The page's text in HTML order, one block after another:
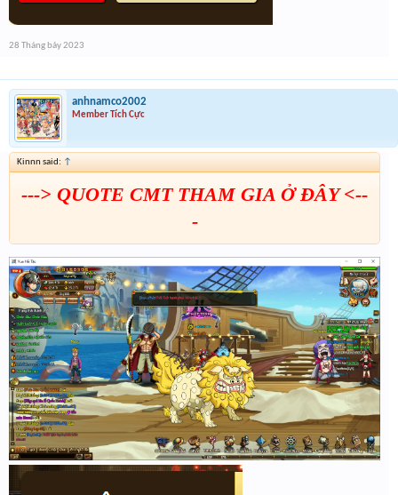
28 Tháng bảy 2023
anhnamco2002
Member Tích Cực
Kinnn said: ↑
---> QUOTE CMT THAM GIA Ở ĐÂY <--
-